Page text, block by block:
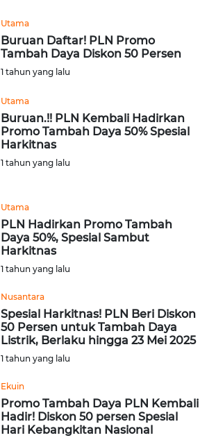
Utama
Buruan Daftar! PLN Promo
Tambah Daya Diskon 50 Persen
1 tahun yang lalu
Utama
Buruan.!! PLN Kembali Hadirkan
Promo Tambah Daya 50% Spesial
Harkitnas
1 tahun yang lalu
Utama
PLN Hadirkan Promo Tambah
Daya 50%, Spesial Sambut
Harkitnas
1 tahun yang lalu
Nusantara
Spesial Harkitnas! PLN Beri Diskon
50 Persen untuk Tambah Daya
Listrik, Berlaku hingga 23 Mei 2025
1 tahun yang lalu
Ekuin
Promo Tambah Daya PLN Kembali
Hadir! Diskon 50 persen Spesial
Hari Kebangkitan Nasional